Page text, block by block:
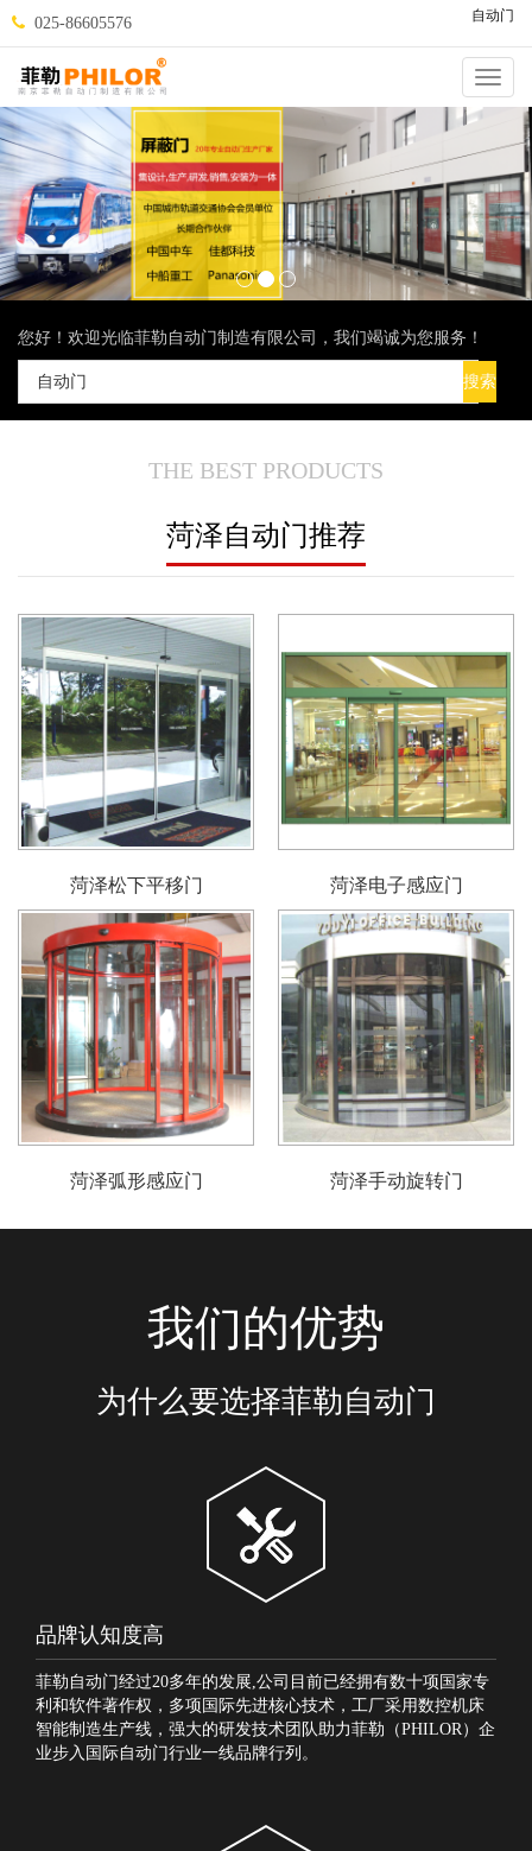
025-86605576 自动门
您好！欢迎光临菲勒自动门制造有限公司，我们竭诚为您服务！
THE BEST PRODUCTS
菏泽自动门推荐
菏泽松下平移门 菏泽电子感应门
菏泽弧形感应门 菏泽手动旋转门
我们的优势
为什么要选择菲勒自动门
品牌认知度高
菲勒自动门经过20多年的发展,公司目前已经拥有数十项国家专
利和软件著作权，多项国际先进核心技术，工厂采用数控机床
智能制造生产线，强大的研发技术团队助力菲勒（PHILOR）企
业步入国际自动门行业一线品牌行列。